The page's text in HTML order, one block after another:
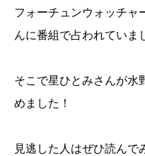
フォーチュンウォッチャ
んに番組で占われていま
そこで星ひとみさんが水
めました！
見逃した人はぜひ読んで